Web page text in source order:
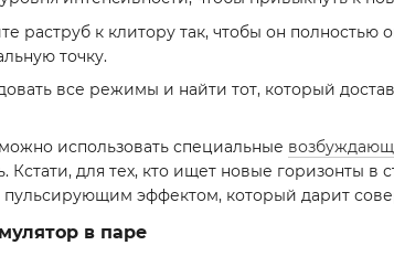
раструб к клитору так, чтобы он полностью
точку.
все режимы и найти тот, который
использовать специальные
для тех, кто ищет новые горизонты в
эффектом, который дарит
в паре